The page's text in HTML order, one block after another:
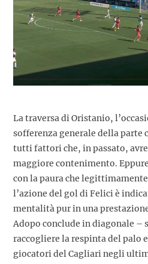
La traversa di Oristanio,
sofferenza generale della parte
tutti fattori che, in passato,
maggiore contenimento.
con la paura che
l’azione del gol di Felici è
mentalità pur in una
Adopo conclude in diagonale –
raccogliere la respinta del palo
giocatori del Cagliari negli